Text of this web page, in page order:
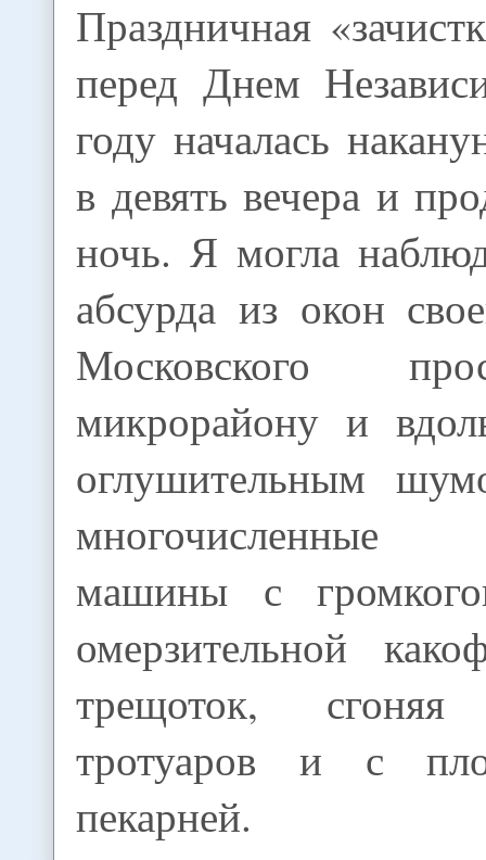
Праздничная
перед Днем
году началась
в девять вечера и
ночь. Я могла
абсурда из окон
Московского
микрорайону и
оглушительным
многочисленные
машины с
омерзительной
трещоток,
тротуаров и с
пекарней.